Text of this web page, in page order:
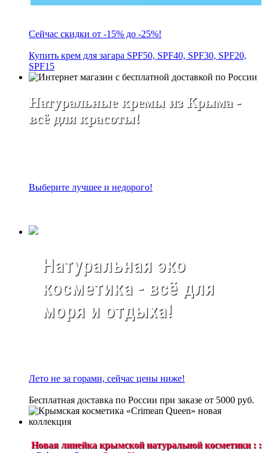
Сейчас скидки от -15% до -25%!
Купить крем для загара SPF50, SPF40, SPF30, SPF20,
SPF15
Натуральные кремы из Крыма -
всё для красоты!
Выберите лучшее и недорого!
Натуральная эко
косметика - всё для
моря и отдыха!
Лето не за горами, сейчас цены ниже!
Бесплатная доставка по России при заказе от 5000 руб.
Новая линейка крымской натуральной косметики : :